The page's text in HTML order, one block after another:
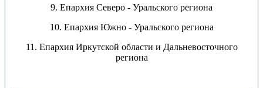
9. Епархия Северо - Уральского региона
10. Епархия Южно - Уральского региона
11. Епархия Иркутской области и Дальневосточного
региона